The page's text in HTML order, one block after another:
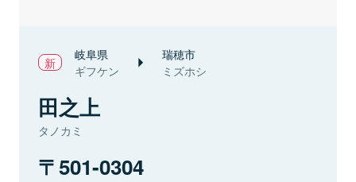
岐阜県
ギフケン
瑞穂市
ミズホシ
田之上
タノカミ
501-0304